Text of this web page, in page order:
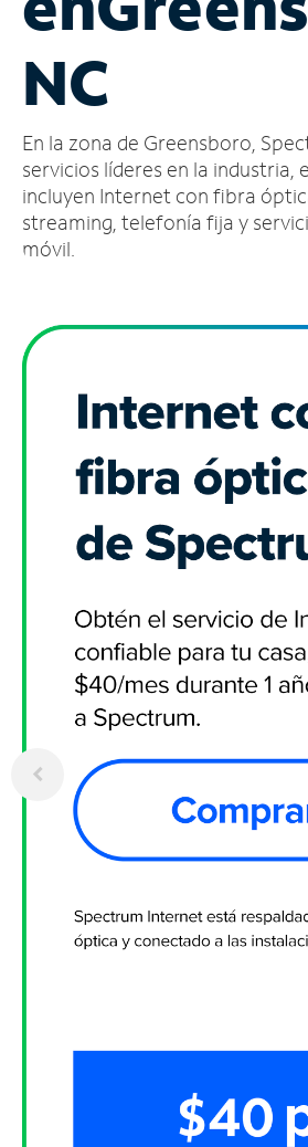
cuenta
Encuentra
tienda
NC
En la zona de Greensboro,
servicios líderes en la industria,
incluyen Internet con fibra
streaming, telefonía fija y
móvil.